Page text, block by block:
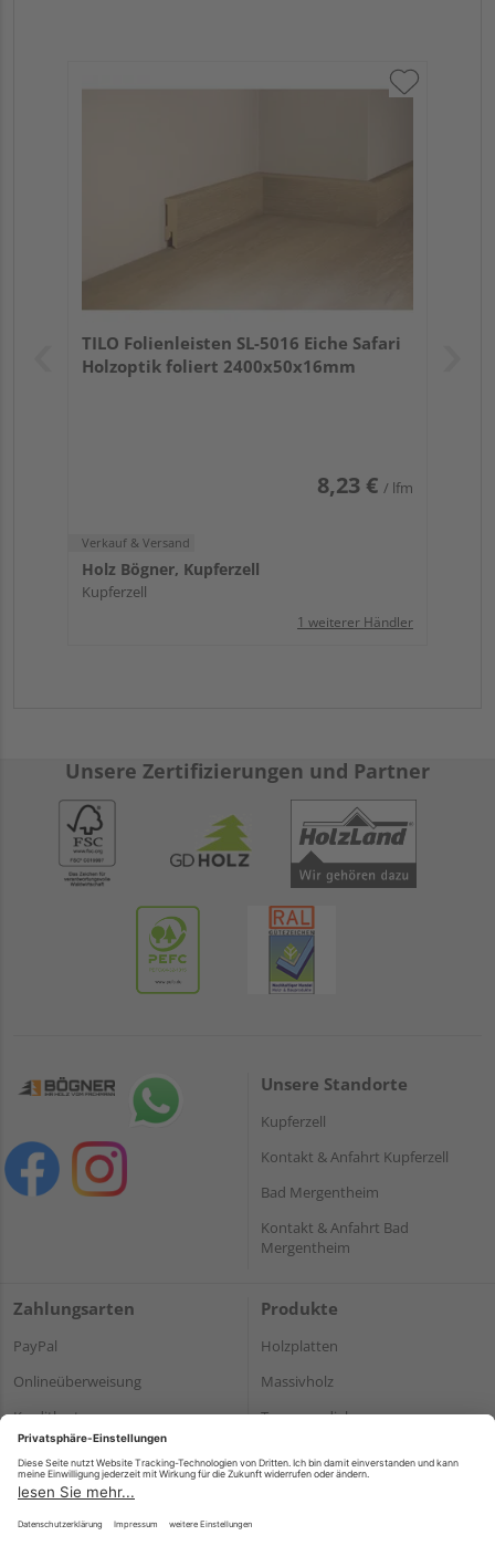
TILO Folienleisten SL-5016 Eiche Safari
Holzoptik foliert 2400x50x16mm
8,23 € / lfm
Verkauf & Versand
Holz Bögner, Kupferzell
Kupferzell
1 weiterer Händler
Unsere Zertifizierungen und Partner
Unsere Standorte
Kupferzell
Kontakt & Anfahrt Kupferzell
Bad Mergentheim
Kontakt & Anfahrt Bad
Mergentheim
Zahlungsarten
PayPal
Onlineüberweisung
Kreditkarte
*Bonität vorausgesetzt
Produkte
Holzplatten
Massivholz
Terrassendielen